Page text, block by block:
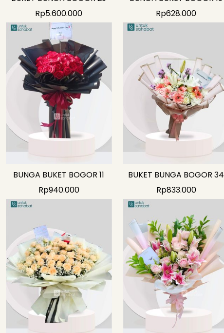
Rp5.600.000
Rp628.000
BUNGA BUKET BOGOR 11
Rp940.000
BUKET BUNGA BOGOR 34
Rp833.000